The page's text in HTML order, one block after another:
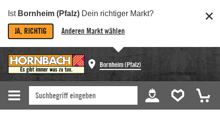
Ist Bornheim (Pfalz) Dein richtiger Markt?
JA, RICHTIG Anderen Markt wählen
Bornheim (Pfalz)